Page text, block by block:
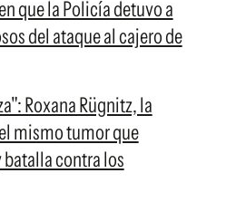
que la Policía detuvo a
del ataque al cajero de
Roxana Rügnitz, la
mismo tumor que
contra los